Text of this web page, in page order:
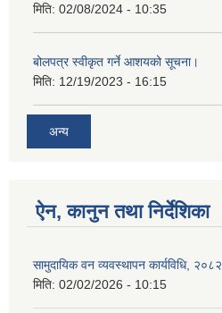
मिति: 02/08/2024 - 10:35
बोलपत्र स्वीकृत गर्ने आशयको सूचना।
मिति: 12/19/2023 - 16:15
अन्य
ऐन, कानुन तथा निर्देशिका
सामुदायिक वन व्यवस्थापन कार्यविधि, २०८२
मिति: 02/02/2026 - 10:15